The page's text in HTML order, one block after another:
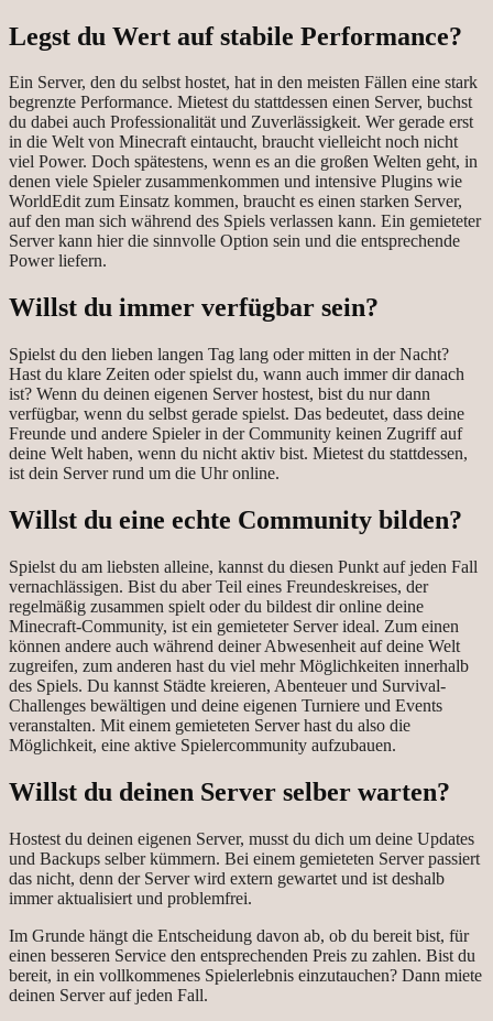
Legst du Wert auf stabile Performance?
Ein Server, den du selbst hostet, hat in den meisten Fällen eine stark
begrenzte Performance. Mietest du stattdessen einen Server, buchst
du dabei auch Professionalität und Zuverlässigkeit. Wer gerade erst
in die Welt von Minecraft eintaucht, braucht vielleicht noch nicht
viel Power. Doch spätestens, wenn es an die großen Welten geht, in
denen viele Spieler zusammenkommen und intensive Plugins wie
WorldEdit zum Einsatz kommen, braucht es einen starken Server,
auf den man sich während des Spiels verlassen kann. Ein gemieteter
Server kann hier die sinnvolle Option sein und die entsprechende
Power liefern.
Willst du immer verfügbar sein?
Spielst du den lieben langen Tag lang oder mitten in der Nacht?
Hast du klare Zeiten oder spielst du, wann auch immer dir danach
ist? Wenn du deinen eigenen Server hostest, bist du nur dann
verfügbar, wenn du selbst gerade spielst. Das bedeutet, dass deine
Freunde und andere Spieler in der Community keinen Zugriff auf
deine Welt haben, wenn du nicht aktiv bist. Mietest du stattdessen,
ist dein Server rund um die Uhr online.
Willst du eine echte Community bilden?
Spielst du am liebsten alleine, kannst du diesen Punkt auf jeden Fall
vernachlässigen. Bist du aber Teil eines Freundeskreises, der
regelmäßig zusammen spielt oder du bildest dir online deine
Minecraft-Community, ist ein gemieteter Server ideal. Zum einen
können andere auch während deiner Abwesenheit auf deine Welt
zugreifen, zum anderen hast du viel mehr Möglichkeiten innerhalb
des Spiels. Du kannst Städte kreieren, Abenteuer und Survival-
Challenges bewältigen und deine eigenen Turniere und Events
veranstalten. Mit einem gemieteten Server hast du also die
Möglichkeit, eine aktive Spielercommunity aufzubauen.
Willst du deinen Server selber warten?
Hostest du deinen eigenen Server, musst du dich um deine Updates
und Backups selber kümmern. Bei einem gemieteten Server passiert
das nicht, denn der Server wird extern gewartet und ist deshalb
immer aktualisiert und problemfrei.
Im Grunde hängt die Entscheidung davon ab, ob du bereit bist, für
einen besseren Service den entsprechenden Preis zu zahlen. Bist du
bereit, in ein vollkommenes Spielerlebnis einzutauchen? Dann miete
deinen Server auf jeden Fall.